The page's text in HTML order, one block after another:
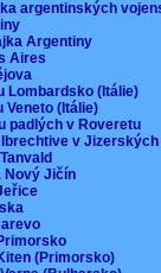
argentinských
Argentiny
Aires
Lombardsko (Itálie)
Veneto (Itálie)
padlých v Roveretu
v
Nový Jičín
(Primorsko)